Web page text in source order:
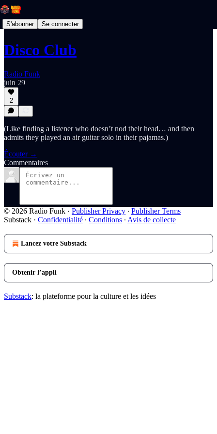
S'abonner Se connecter
Disco Club
Radio Funk
juin 29
2
(Like finding a listener who doesn’t nod their head… and then
admits they played an air guitar solo in their pajamas.)
Écouter →
Commentaires
© 2026 Radio Funk · Publisher Privacy ∙ Publisher Terms
Substack · Confidentialité ∙ Conditions ∙ Avis de collecte
Lancez votre Substack
Obtenir l’appli
Substack: la plateforme pour la culture et les idées